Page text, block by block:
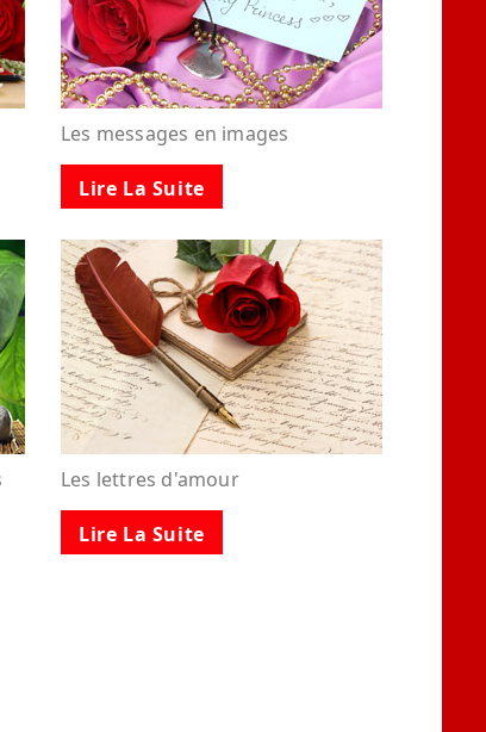
Les messages en images
Lire La Suite
Les lettres d'amour
Lire La Suite